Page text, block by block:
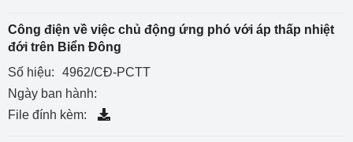
Công điện về việc chủ động ứng phó với áp thấp nhiệt
đới trên Biển Đông
Số hiệu:
4962/CĐ-PCTT
Ngày ban hành:
File đính kèm: